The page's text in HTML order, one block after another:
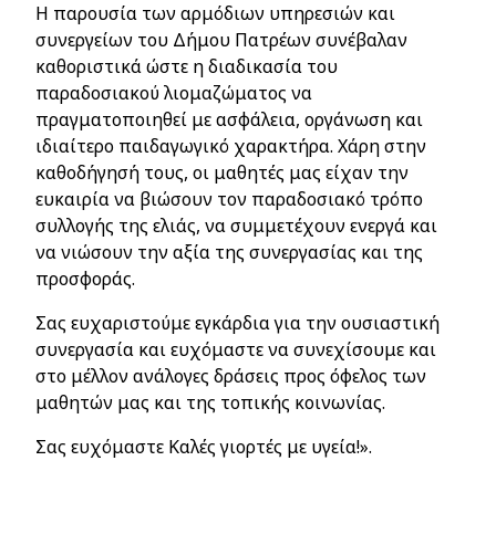
Η παρουσία των αρμόδιων υπηρεσιών και
συνεργείων του Δήμου Πατρέων συνέβαλαν
καθοριστικά ώστε η διαδικασία του
παραδοσιακού λιομαζώματος να
πραγματοποιηθεί με ασφάλεια, οργάνωση και
ιδιαίτερο παιδαγωγικό χαρακτήρα. Χάρη στην
καθοδήγησή τους, οι μαθητές μας είχαν την
ευκαιρία να βιώσουν τον παραδοσιακό τρόπο
συλλογής της ελιάς, να συμμετέχουν ενεργά και
να νιώσουν την αξία της συνεργασίας και της
προσφοράς.
Σας ευχαριστούμε εγκάρδια για την ουσιαστική
συνεργασία και ευχόμαστε να συνεχίσουμε και
στο μέλλον ανάλογες δράσεις προς όφελος των
μαθητών μας και της τοπικής κοινωνίας.
Σας ευχόμαστε Καλές γιορτές με υγεία!».